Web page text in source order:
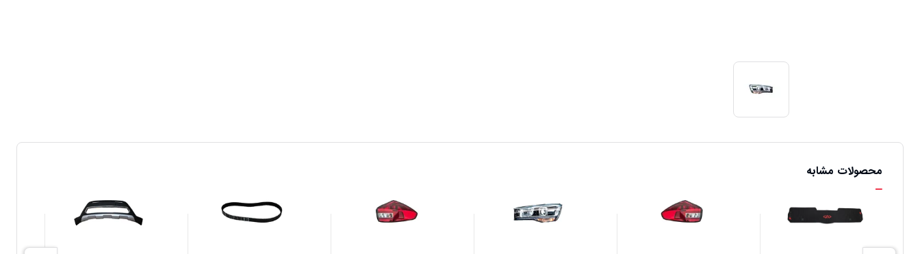
محصولات مشابه